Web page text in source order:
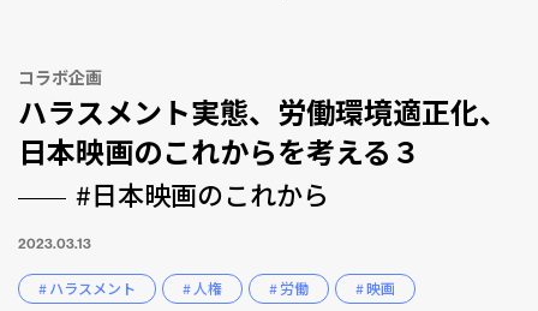
コラボ企画
ハラスメント実態、労働環境適正化、
日本映画のこれからを考える３
#日本映画のこれから
2023.03.13
# ハラスメント # 人権 # 労働 # 映画